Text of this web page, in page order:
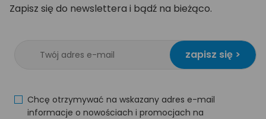
Zapisz się do newslettera i bądź na bieżąco.
zapisz się >
Chcę otrzymywać na wskazany adres e-mail
informacje o nowościach i promocjach na